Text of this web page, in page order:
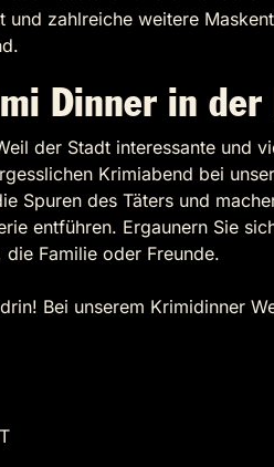
und zahlreiche weitere
Dinner in
der Stadt interessante und
Krimiabend bei
Spuren des Täters und
entführen. Ergaunern Sie
die Familie oder Freunde.
Bei unserem Krimidinner